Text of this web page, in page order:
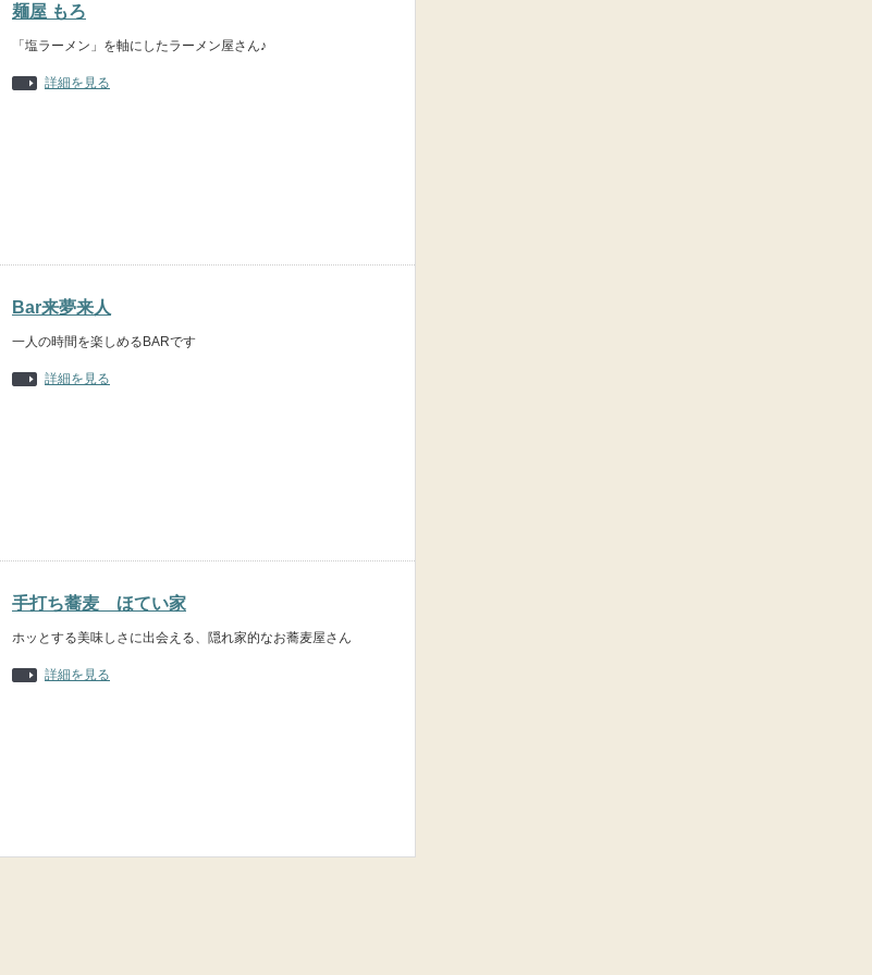
麺屋 もろ
「塩ラーメン」を軸にしたラーメン屋さん♪
詳細を見る
Bar来夢来人
一人の時間を楽しめるBARです
詳細を見る
手打ち蕎麦 ほてい家
ホッとする美味しさに出会える、隠れ家的なお蕎麦屋さん
詳細を見る